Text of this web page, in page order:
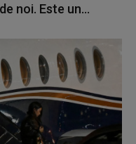
noi. Este un...